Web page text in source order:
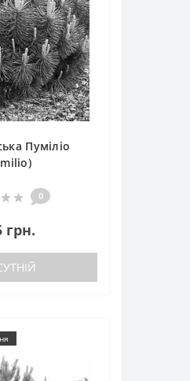
Пуміліо
0
грн.